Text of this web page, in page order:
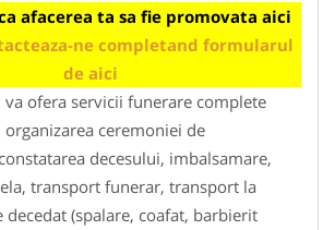
afacerea ta sa fie promovata aici
ne completand formularul
de aici
ofera servicii funerare complete
organizarea ceremoniei de
decesului, imbalsamare,
transport funerar, transport la
(spalare, coafat, barbierit